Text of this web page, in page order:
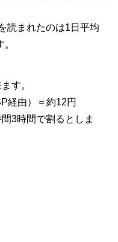
読まれたのは1日平均
す。
経由）＝約12円
3時間で割るとしま